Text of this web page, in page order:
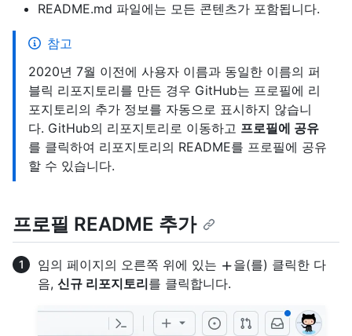
README.md 파일에는 모든 콘텐츠가 포함됩니다.
참고
2020년 7월 이전에 사용자 이름과 동일한 이름의 퍼
블릭 리포지토리를 만든 경우 GitHub는 프로필에 리
포지토리의 추가 정보를 자동으로 표시하지 않습니
다. GitHub의 리포지토리로 이동하고 프로필에 공유
를 클릭하여 리포지토리의 README를 프로필에 공유
할 수 있습니다.
프로필 README 추가
임의 페이지의 오른쪽 위에 있는
을(를) 클릭한 다
음, 신규 리포지토리를 클릭합니다.